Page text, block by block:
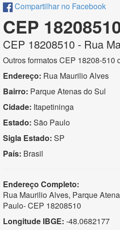
Compartilhar no Facebook
CEP
CEP 18208510 - Rua
Outros formatos CEP 18208-510
Endereço: Rua Maurilio Alves
Bairro: Parque Atenas do Sul
Cidade: Itapetininga
Estado: São Paulo
Sigla Estado: SP
País: Brasil
Endereço Completo:
Rua Maurilio Alves, Parque
Paulo- CEP 18208510
Longitude IBGE: -48.0682177